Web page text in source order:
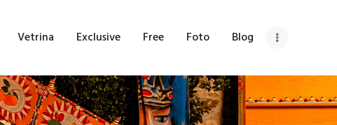
Vetrina Exclusive Free Foto Blog
VETRINA